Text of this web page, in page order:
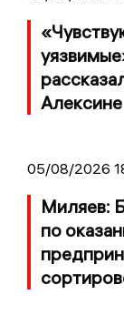
Алексине
05/08/2026
Миляев:
по